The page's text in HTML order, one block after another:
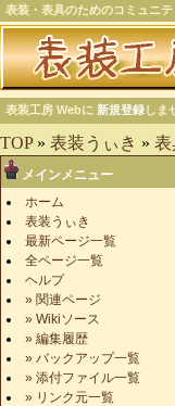
表装・表具のためのコミュニテ
表装工房 Webに 新規登録しま
TOP» 表装うぃき » 表
メインメニュー
ホーム
表装うぃき
最新ページ一覧
全ページ一覧
ヘルプ
» 関連ページ
» Wikiソース
» 編集履歴
» バックアップ一覧
» 添付ファイル一覧
» リンク元一覧